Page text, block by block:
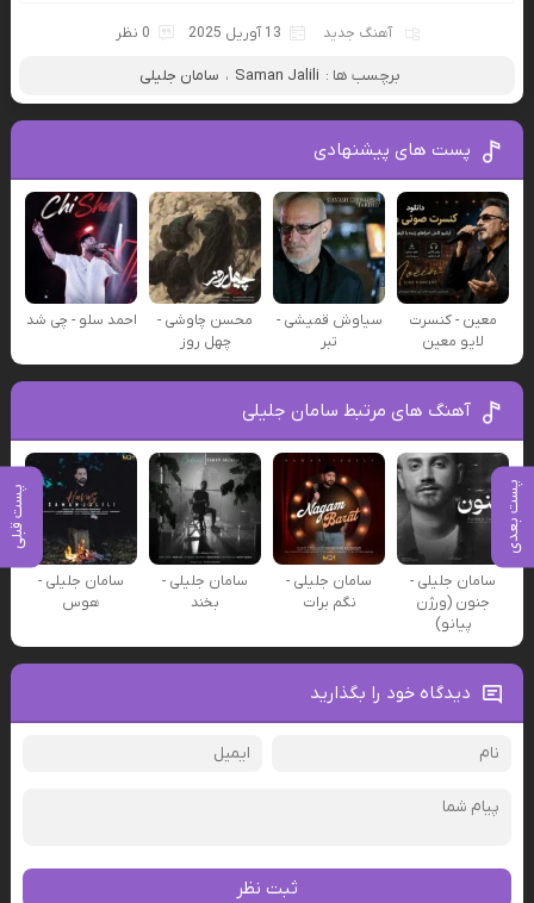
پست بعدی پست قبلی
آهنگ جدید 13 آوریل 2025 0 نظر
برچسب ها : Saman Jalili ، سامان جلیلی
پست های پیشنهادی
معین - کنسرت
لایو معین
سیاوش قمیشی -
تبر
محسن چاوشی -
چهل روز
احمد سلو - چی شد
آهنگ های مرتبط سامان جلیلی
سامان جلیلی -
جنون (ورژن
پیانو)
سامان جلیلی -
نگم برات
سامان جلیلی -
بخند
سامان جلیلی -
هوس
دیدگاه خود را بگذارید
ثبت نظر